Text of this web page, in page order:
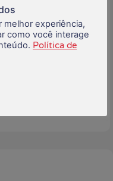
melhor experiência,
como você interage
Política de